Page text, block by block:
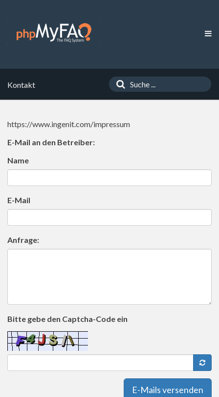
Kontakt
https://www.ingenit.com/impressum
E-Mail an den Betreiber:
Name
E-Mail
Anfrage:
Bitte gebe den Captcha-Code ein
E-Mails versenden